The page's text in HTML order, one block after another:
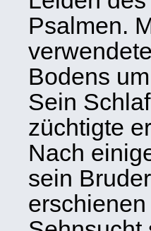
Psalmen.
Bodens
Sein
züchtigte
Nach
sein